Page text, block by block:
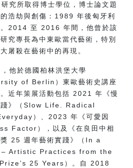
研究所取得博士學位，博士論文題
浩劫與創傷： 1989 年後匈牙利
2014 至 2016 年間，他曾於該
究專長為中東歐當代藝術，特別
屠殺在藝術中的再現。
他於德國柏林洪堡大學
of Berlin ）東歐藝術史講座
近年策展活動包括 2021 年《慢
》（ Slow Life. Radical
）、 2023 年《可愛因
Factor ），以及《在良田中相
25 週年藝術實踐》（ In a
– Artistic Practices from the
’s 25 Years ）。自
2018